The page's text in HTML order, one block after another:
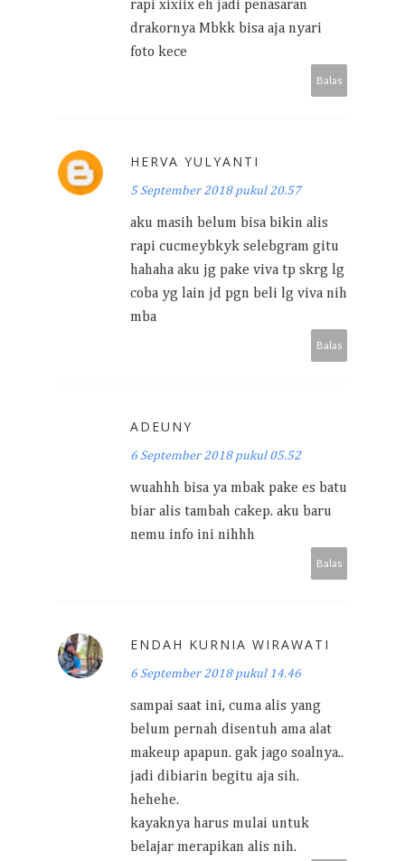
rapi xixiix eh jadi penasaran
drakornya Mbkk bisa aja nyari
foto kece
Balas
HERVA YULYANTI
5 September 2018 pukul 20.57
aku masih belum bisa bikin alis
rapi cucmeybkyk selebgram gitu
hahaha aku jg pake viva tp skrg lg
coba yg lain jd pgn beli lg viva nih
mba
Balas
ADEUNY
6 September 2018 pukul 05.52
wuahhh bisa ya mbak pake es batu
biar alis tambah cakep. aku baru
nemu info ini nihhh
Balas
ENDAH KURNIA WIRAWATI
6 September 2018 pukul 14.46
sampai saat ini, cuma alis yang
belum pernah disentuh ama alat
makeup apapun. gak jago soalnya..
jadi dibiarin begitu aja sih.
hehehe.
kayaknya harus mulai untuk
belajar merapikan alis nih.